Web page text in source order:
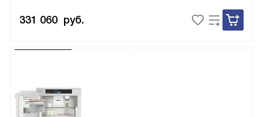
331 060 руб.